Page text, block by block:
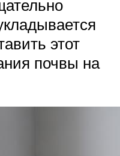
этот
почвы на